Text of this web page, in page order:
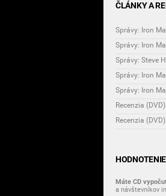
ČLÁNKY A
Správy: Iron
Správy: Iron
Správy: Steve
Správy: Iron
Správy: Iron
Recenzia
Recenzia
Máte CD
a návštevníkov